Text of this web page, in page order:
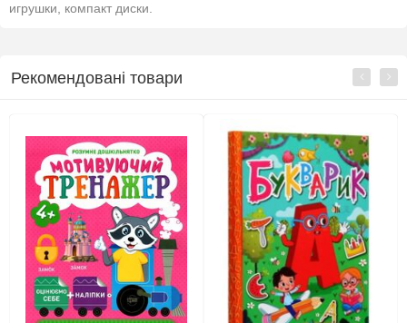
игрушки, компакт диски.
Рекомендовані товари